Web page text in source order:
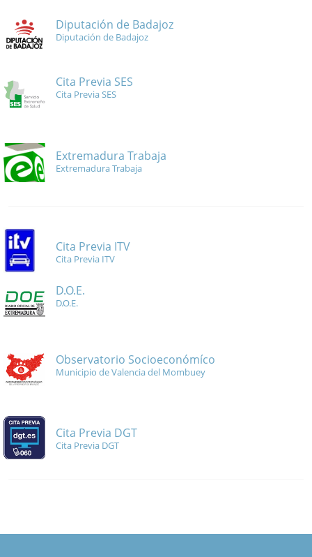
Diputación de Badajoz
Diputación de Badajoz
Cita Previa SES
Cita Previa SES
Extremadura Trabaja
Extremadura Trabaja
Cita Previa ITV
Cita Previa ITV
D.O.E.
D.O.E.
Observatorio Socioeconómíco
Municipio de Valencia del Mombuey
Cita Previa DGT
Cita Previa DGT